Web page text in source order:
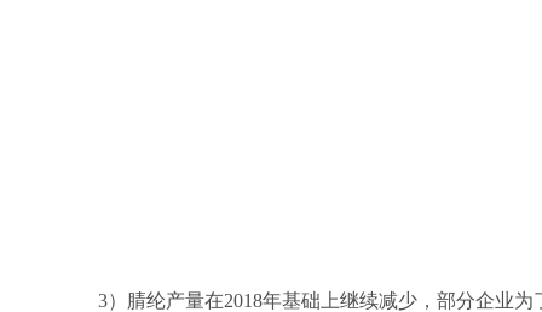
3）腈纶产量在2018年基础上继续减少，部分企业